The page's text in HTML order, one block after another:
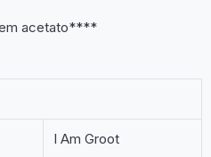
acetato****
I Am Groot